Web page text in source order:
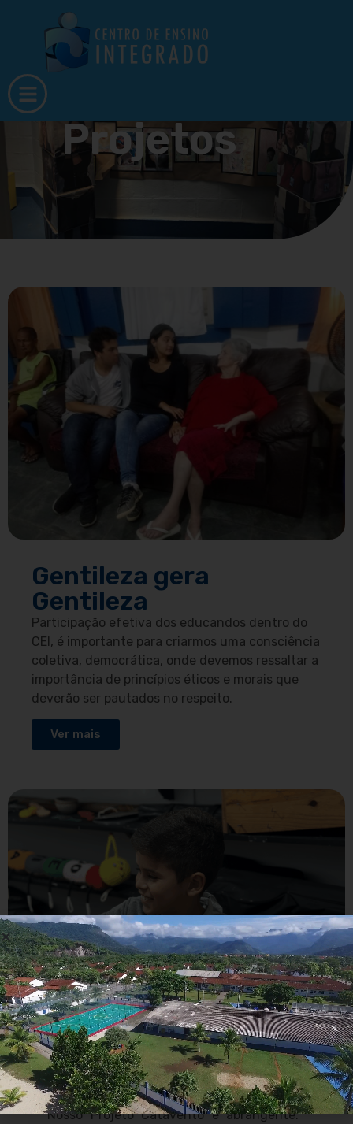
Projetos
Gentileza gera
Gentileza
Participação efetiva dos educandos dentro do
CEI, é importante para criarmos uma consciência
coletiva, democrática, onde devemos ressaltar a
importância de princípios éticos e morais que
deverão ser pautados no respeito.
Ver mais
Projeto Catavento
NossoProjeto Catavento é abrangente.